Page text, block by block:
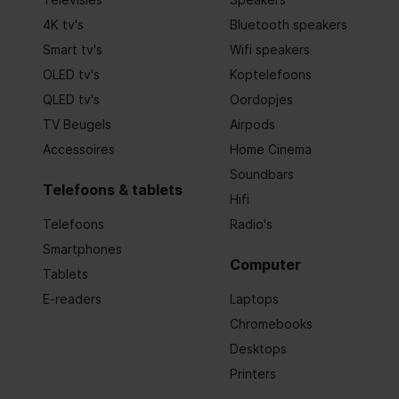
Soort magneet Ferriet
Contact geleider materiaal
Aanbevolen gebruik
Volumeregeling
Inklapbaar
Draadloos opladen
Code geharmoniseerd systeem (HS)
4K tv's
Smart tv's
OLED tv's
QLED tv's
TV Beugels
Accessoires
Telefoons & tablets
Telefoons
Smartphones
Tablets
E-readers
Bluetooth speakers
Wifi speakers
Koptelefoons
Oordopjes
Airpods
Home Cinema
Soundbars
Hifi
Radio's
Computer
Laptops
Chromebooks
Desktops
Printers